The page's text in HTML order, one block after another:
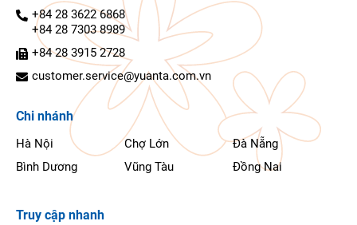
+84 28 3622 6868
+84 28 7303 8989
+84 28 3915 2728
customer.service@yuanta.com.vn
Chi nhánh
Hà Nội Chợ Lớn
Đà Nẵng
Bình Dương
Vũng Tàu Đồng Nai
Truy cập nhanh